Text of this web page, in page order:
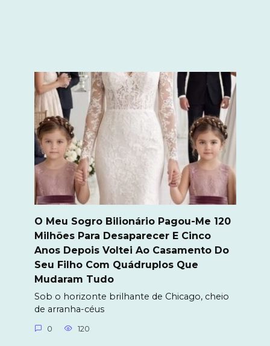
O Meu Sogro Bilionário Pagou-Me 120
Milhões Para Desaparecer E Cinco
Anos Depois Voltei Ao Casamento Do
Seu Filho Com Quádruplos Que
Mudaram Tudo
Sob o horizonte brilhante de Chicago, cheio
de arranha-céus
0 120